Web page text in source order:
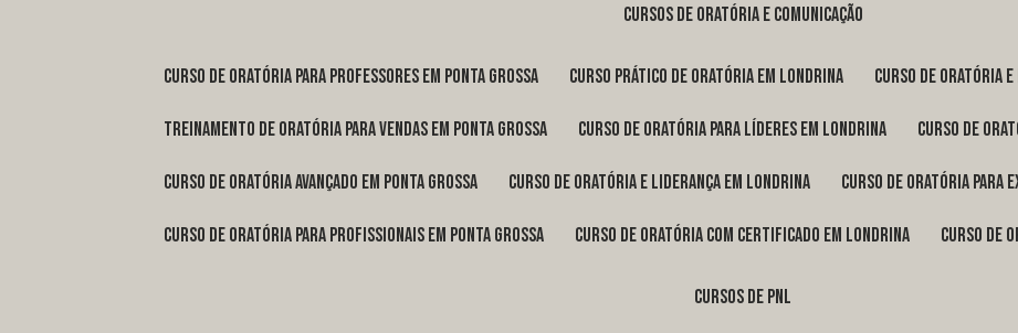
cursos de oratória e comunicação
curso de oratória para professores em Ponta Grossa curso prático de oratória em Londrina curso de oratória
treinamento de oratória para vendas em Ponta Grossa curso de oratória para líderes em Londrina curso de
curso de oratória avançado em Ponta Grossa curso de oratória e liderança em Londrina curso de oratória para
curso de oratória para profissionais em Ponta Grossa curso de oratória com certificado em Londrina curso de
cursos de pnl